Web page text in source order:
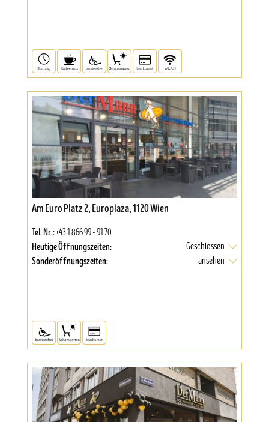
Am Euro Platz 2, Europlaza, 1120 Wien
Tel. Nr.:+43 1 866 99 - 91 70
Heutige Öffnungszeiten: Geschlossen
Sonderöffnungszeiten: ansehen